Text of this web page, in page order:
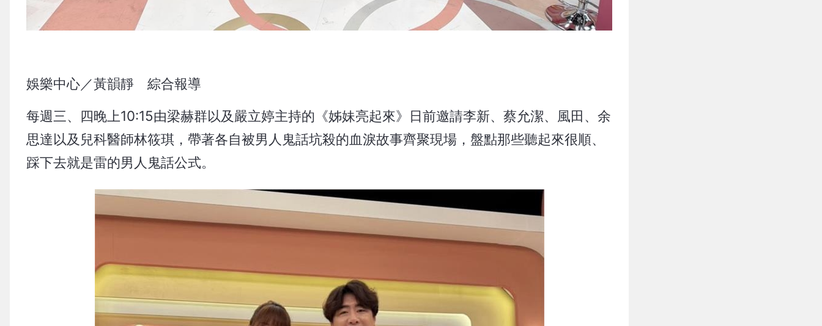
娛樂中心／黃韻靜 綜合報導
每週三、四晚上10:15由梁赫群以及嚴立婷主持的《姊妹亮起來》日前邀請李新、蔡允潔、風田、余
思達以及兒科醫師林筱琪，帶著各自被男人鬼話坑殺的血淚故事齊聚現場，盤點那些聽起來很順、
踩下去就是雷的男人鬼話公式。